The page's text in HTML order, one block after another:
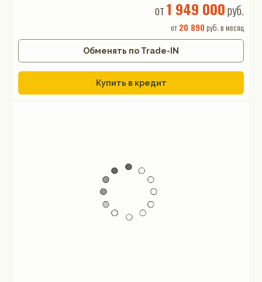
от1 949 000руб.
от20 890 руб. в месяц
Обменять по Trade-IN
Купить в кредит